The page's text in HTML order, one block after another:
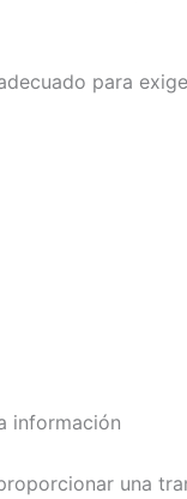
para
información
una